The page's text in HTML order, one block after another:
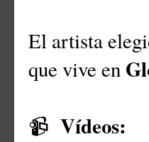
El artista
que vive en
📹 Vídeos: